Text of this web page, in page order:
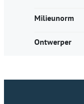
Milieunorm
Ontwerper